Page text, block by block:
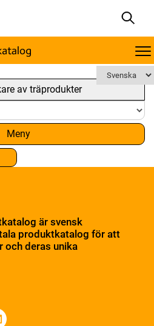
av träprodukter
Meny
är svensk
produktkatalog för att
och deras unika